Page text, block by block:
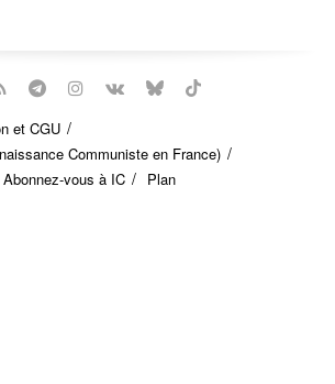
et CGU
Communiste en France)
Abonnez-vous à IC Plan